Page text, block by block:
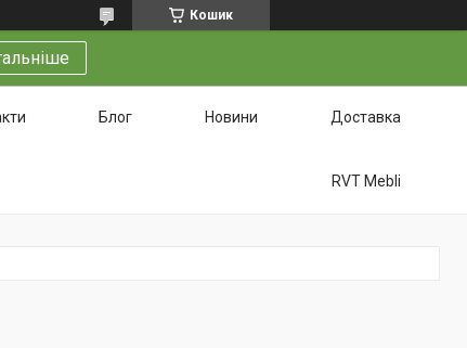
Кошик
Блог Новини Доставка
RVT Mebli